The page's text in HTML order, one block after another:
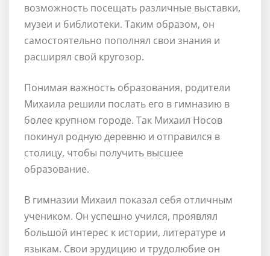
возможность посещать различные выставки,
музеи и библиотеки. Таким образом, он
самостоятельно пополнял свои знания и
расширял свой кругозор.
Понимая важность образования, родители
Михаила решили послать его в гимназию в
более крупном городе. Так Михаил Носов
покинул родную деревню и отправился в
столицу, чтобы получить высшее
образование.
В гимназии Михаил показал себя отличным
учеником. Он успешно учился, проявлял
большой интерес к истории, литературе и
языкам. Свои эрудицию и трудолюбие он